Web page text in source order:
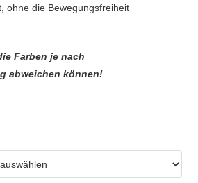
ohne die Bewegungsfreiheit
Farben je nach
abweichen können!